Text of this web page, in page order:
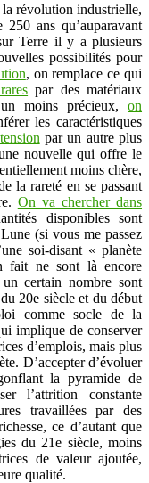
la révolution industrielle,
ans qu’auparavant
Terre il y a plusieurs
possibilités pour
, on remplace ce qui
par des matériaux
moins précieux,on
les caractéristiques
par un autre plus
nouvelle qui offre le
moins chère,
la rareté en se passant
On va chercher dans
disponibles sont
(si vous me passez
soi-disant « planète
fait ne sont là encore
certain nombre sont
20e siècle et du début
comme socle de la
implique de conserver
d’emplois, mais plus
D’accepter d’évoluer
la pyramide de
l’attrition constante
travaillées par des
ce d’autant que
du 21e siècle, moins
de valeur ajoutée,
qualité.